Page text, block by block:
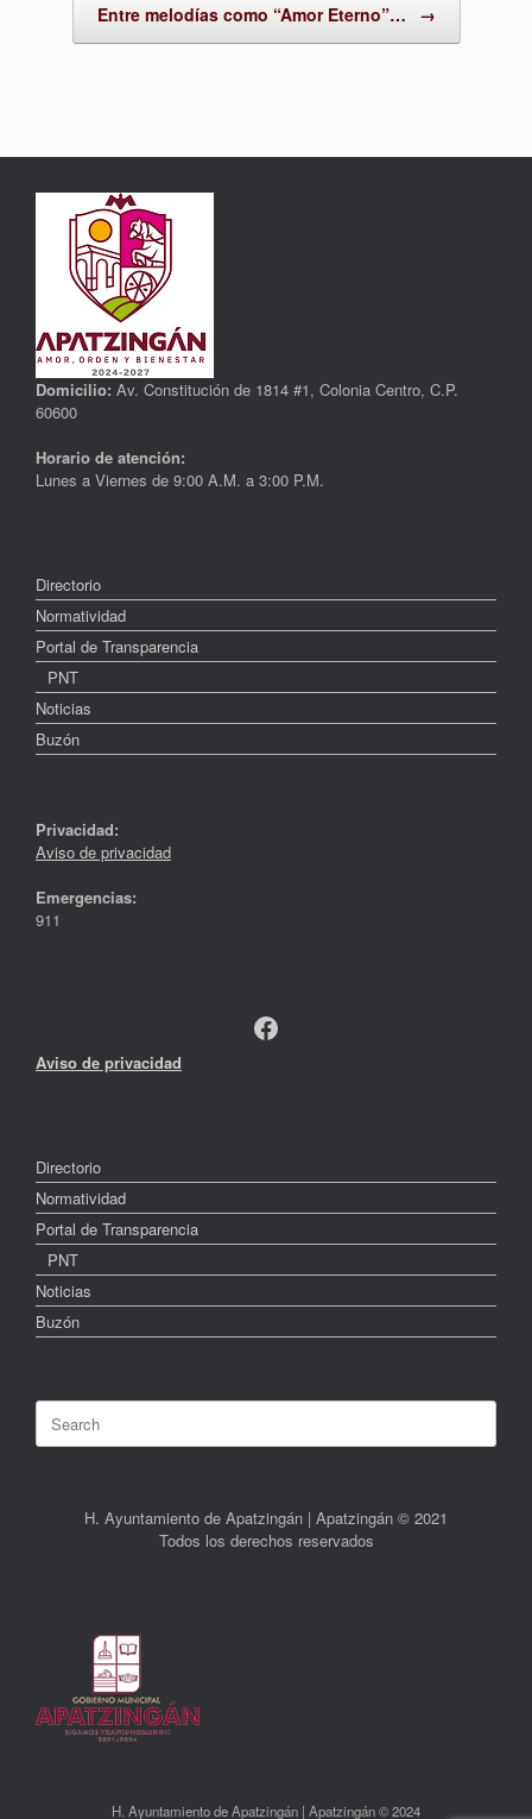
Entre melodías como “Amor Eterno”… →
Domicilio: Av. Constitución de 1814 #1, Colonia Centro, C.P.
60600
Horario de atención:
Lunes a Viernes de 9:00 A.M. a 3:00 P.M.
Directorio
Normatividad
Portal de Transparencia
PNT
Noticias
Buzón
Privacidad:
Aviso de privacidad
Emergencias:
911
Facebook
Aviso de privacidad
Directorio
Normatividad
Portal de Transparencia
PNT
Noticias
Buzón
for:
H. Ayuntamiento de Apatzingán | Apatzingán © 2021
Todos los derechos reservados
H. Ayuntamiento de Apatzingán | Apatzingán © 2024